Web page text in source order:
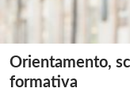
Orientamento,
formativa